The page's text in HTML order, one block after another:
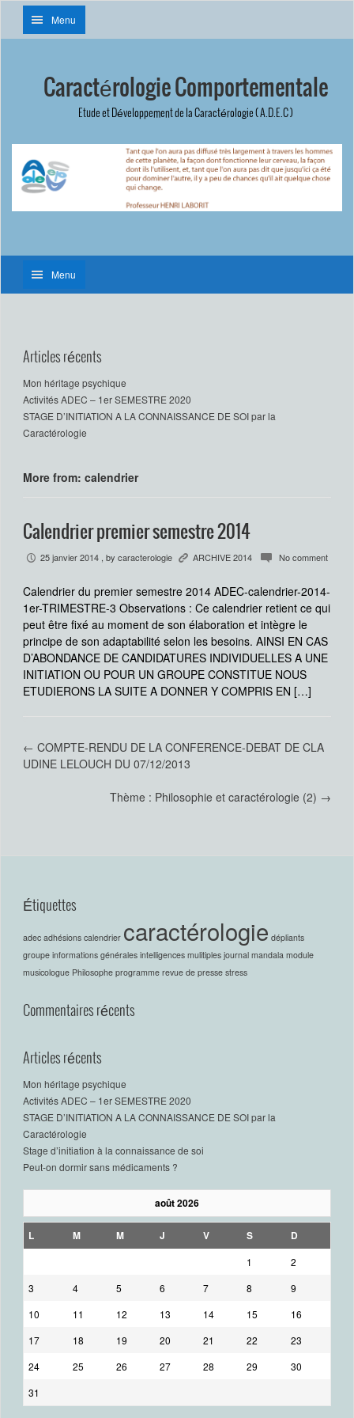
Menu
Caractérologie Comportementale
Etude et Développement de la Caractérologie ( A.D.E.C )
Menu
Articles récents
Mon héritage psychique
Activités ADEC – 1er SEMESTRE 2020
STAGE D’INITIATION A LA CONNAISSANCE DE SOI par la
Caractérologie
More from: calendrier
Calendrier premier semestre 2014
P 25 janvier 2014 , by caracterologie K ARCHIVE 2014 c No comment
Calendrier du premier semestre 2014 ADEC-calendrier-2014-
1er-TRIMESTRE-3 Observations : Ce calendrier retient ce qui
peut être fixé au moment de son élaboration et intègre le
principe de son adaptabilité selon les besoins. AINSI EN CAS
D’ABONDANCE DE CANDIDATURES INDIVIDUELLES A UNE
INITIATION OU POUR UN GROUPE CONSTITUE NOUS
ETUDIERONS LA SUITE A DONNER Y COMPRIS EN […]
← COMPTE-RENDU DE LA CONFERENCE-DEBAT DE CLA
UDINE LELOUCH DU 07/12/2013
Thème : Philosophie et caractérologie (2) →
Étiquettes
adec adhésions calendrier caractérologie dépliants
groupe informations générales intelligences mulitiples journal mandala module
musicologue Philosophe programme revue de presse stress
Commentaires récents
Articles récents
Mon héritage psychique
Activités ADEC – 1er SEMESTRE 2020
STAGE D’INITIATION A LA CONNAISSANCE DE SOI par la
Caractérologie
Stage d’initiation à la connaissance de soi
Peut-on dormir sans médicaments ?
août 2026
L M M J V S D
1
2
3
4 5 6 7 8
9
10
11 12 13 14 15
16
17
18 19 20 21 22
23
24
25 26 27 28 29
30
31